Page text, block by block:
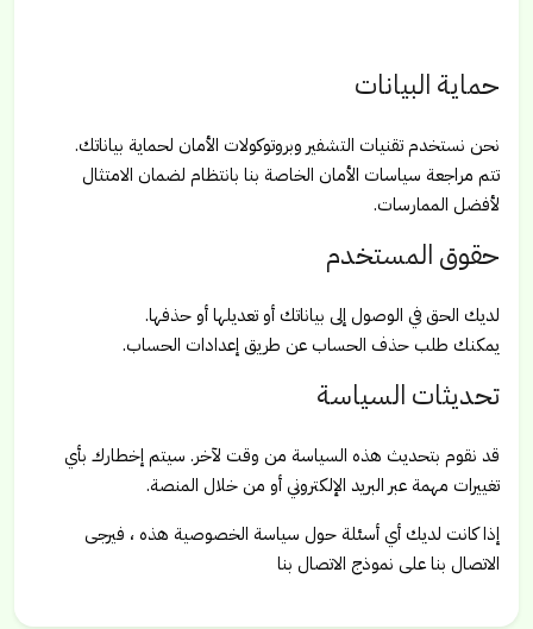
حماية البيانات
نحن نستخدم تقنيات التشفير وبروتوكولات الأمان لحماية بياناتك.
تتم مراجعة سياسات الأمان الخاصة بنا بانتظام لضمان الامتثال
لأفضل الممارسات.
حقوق المستخدم
لديك الحق في الوصول إلى بياناتك أو تعديلها أو حذفها.
يمكنك طلب حذف الحساب عن طريق إعدادات الحساب.
تحديثات السياسة
قد نقوم بتحديث هذه السياسة من وقت لآخر. سيتم إخطارك بأي
تغييرات مهمة عبر البريد الإلكتروني أو من خلال المنصة.
إذا كانت لديك أي أسئلة حول سياسة الخصوصية هذه ، فيرجى
الاتصال بنا على نموذج الاتصال بنا